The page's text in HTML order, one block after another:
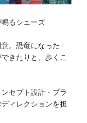
るシューズ
。恐竜になった
きたりと、歩くこ
セプト設計・プラ
ィレクションを担